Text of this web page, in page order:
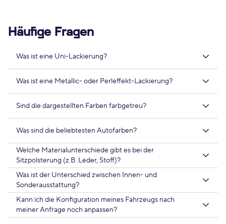
Häufige Fragen
Was ist eine Uni-Lackierung?
Was ist eine Metallic- oder Perleffekt-Lackierung?
Sind die dargestellten Farben farbgetreu?
Was sind die beliebtesten Autofarben?
Welche Materialunterschiede gibt es bei der
Sitzpolsterung (z.B. Leder, Stoff)?
Was ist der Unterschied zwischen Innen- und
Sonderausstattung?
Kann ich die Konfiguration meines Fahrzeugs nach
meiner Anfrage noch anpassen?